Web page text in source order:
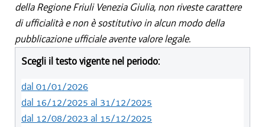
della Regione Friuli Venezia Giulia, non riveste carattere
di ufficialità e non è sostitutivo in alcun modo della
pubblicazione ufficiale avente valore legale.
Scegli il testo vigente nel periodo:
dal 01/01/2026
dal 16/12/2025 al 31/12/2025
dal 12/08/2023 al 15/12/2025